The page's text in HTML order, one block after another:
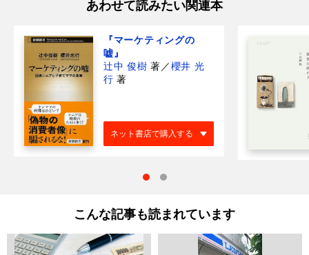
あわせて読みたい関連本
『マーケティングの
嘘』
辻中 俊樹 著 ／櫻井 光
行 著
ネット書店で購入する
こんな記事も読まれています